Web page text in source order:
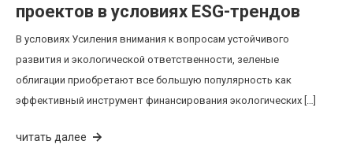
проектов в условиях ESG-трендов
В условиях Усиления внимания к вопросам устойчивого
развития и экологической ответственности, зеленые
облигации приобретают все большую популярность как
эффективный инструмент финансирования экологических […]
читать далее